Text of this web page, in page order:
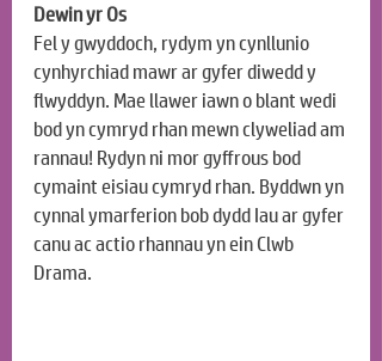
Dewin yr Os
Fel y gwyddoch, rydym yn cynllunio
cynhyrchiad mawr ar gyfer diwedd y
flwyddyn. Mae llawer iawn o blant wedi
bod yn cymryd rhan mewn clyweliad am
rannau! Rydyn ni mor gyffrous bod
cymaint eisiau cymryd rhan. Byddwn yn
cynnal ymarferion bob dydd Iau ar gyfer
canu ac actio rhannau yn ein Clwb
Drama.